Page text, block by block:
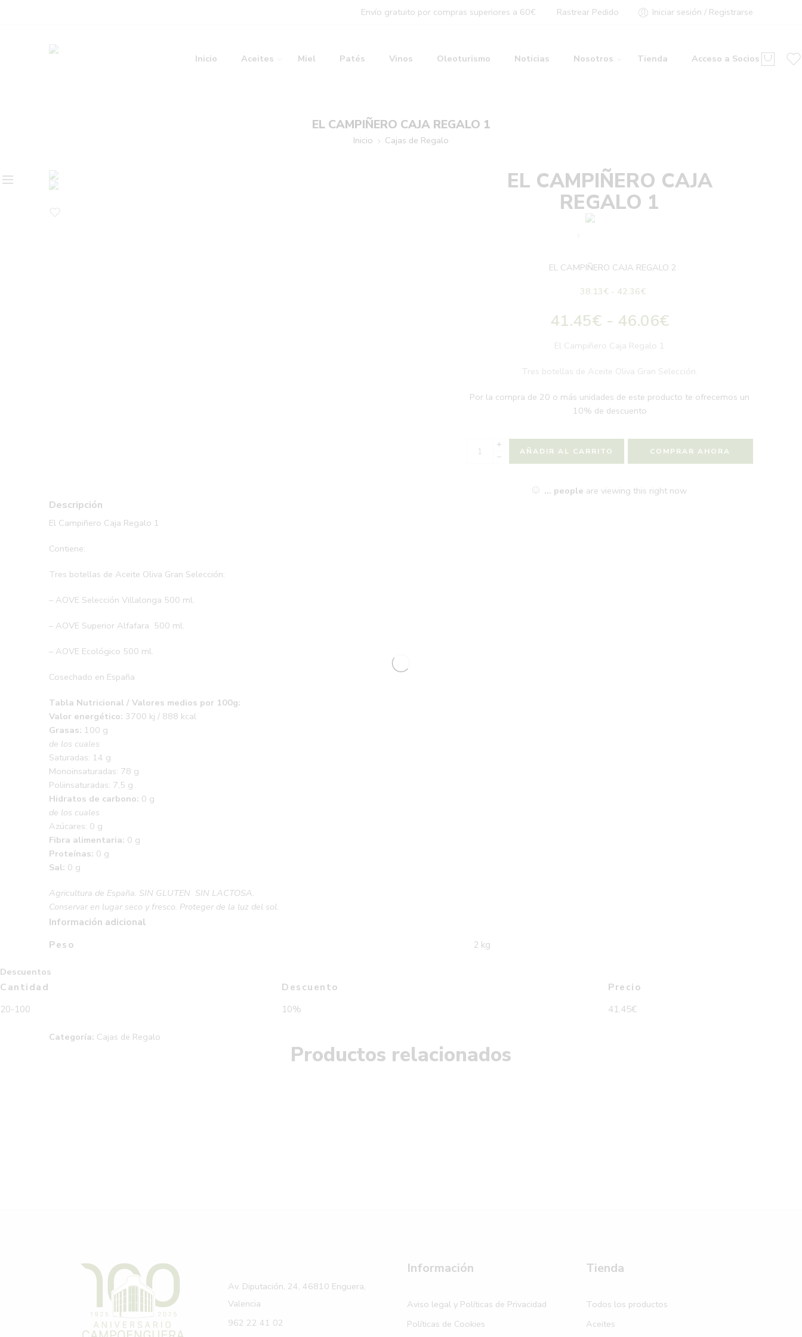
Envío gratuito por compras superiores a 60€ Rastrear Pedido Iniciar sesión / Registrarse
Inicio Aceites Miel Patés Vinos Oleoturismo Noticias Nosotros Tienda Acceso a Socios
EL CAMPIÑERO CAJA REGALO 1
Inicio Cajas de Regalo
EL CAMPIÑERO CAJA
REGALO 1
EL CAMPIÑERO CAJA REGALO 2
38.13€- 42.36€
41.45€ - 46.06€
El Campiñero Caja Regalo 1
Tres botellas de Aceite Oliva Gran Selección.
Por la compra de 20 o más unidades de este producto te ofrecemos un
10% de descuento
+
−
AÑADIR AL CARRITO COMPRAR AHORA
... people are viewing this right now
Descripción
El Campiñero Caja Regalo 1
Contiene:
Tres botellas de Aceite Oliva Gran Selección:
– AOVE Selección Villalonga 500 ml.
– AOVE Superior Alfafara 500 ml.
– AOVE Ecológico 500 ml.
Cosechado en España
Tabla Nutricional / Valores medios por 100g:
Valor energético: 3700 kj / 888 kcal
Grasas: 100 g
de los cuales
Saturadas: 14 g
Monoinsaturadas: 78 g
Poliinsaturadas: 7,5 g
Hidratos de carbono: 0 g
de los cuales
Azúcares: 0 g
Fibra alimentaria: 0 g
Proteínas: 0 g
Sal: 0 g
Agricultura de España. SIN GLUTEN SIN LACTOSA.
Conservar en lugar seco y fresco. Proteger de la luz del sol.
Información adicional
Peso 2 kg
Descuentos
Cantidad Descuento
Precio
20-100
10% 41.45€
Categoría: Cajas de Regalo
Productos relacionados
Av. Diputación, 24, 46810 Enguera,
Valencia
962 22 41 02
Información
Aviso legal y Políticas de Privacidad
Políticas de Cookies
Tienda
Todos los productos
Aceites